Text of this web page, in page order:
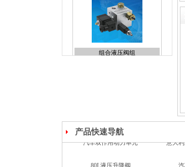
组合液压阀组
产品快速导航